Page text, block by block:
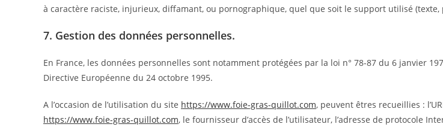
à caractère raciste, injurieux, diffamant, ou pornographique, quel que soit le support utilisé
7. Gestion des données personnelles.
En France, les données personnelles sont notamment protégées par la loi n° 78-87 du 6 janvier
Directive Européenne du 24 octobre 1995.
A l’occasion de l’utilisation du site https://www.foie-gras-quillot.com, peuvent êtres recueillies :
https://www.foie-gras-quillot.com, le fournisseur d’accès de l’utilisateur, l’adresse de protocole